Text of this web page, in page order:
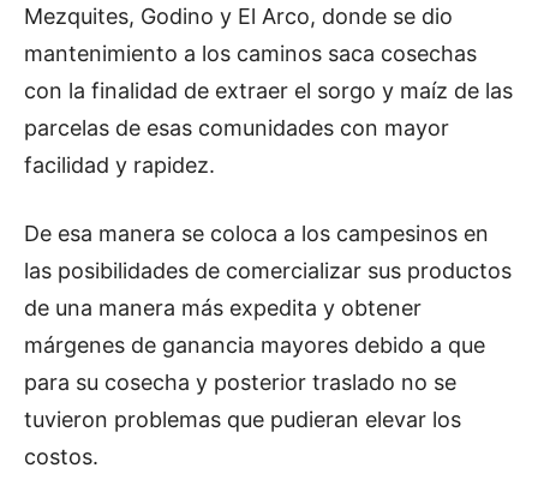
Mezquites, Godino y El Arco, donde se dio
mantenimiento a los caminos saca cosechas
con la finalidad de extraer el sorgo y maíz de las
parcelas de esas comunidades con mayor
facilidad y rapidez.
De esa manera se coloca a los campesinos en
las posibilidades de comercializar sus productos
de una manera más expedita y obtener
márgenes de ganancia mayores debido a que
para su cosecha y posterior traslado no se
tuvieron problemas que pudieran elevar los
costos.